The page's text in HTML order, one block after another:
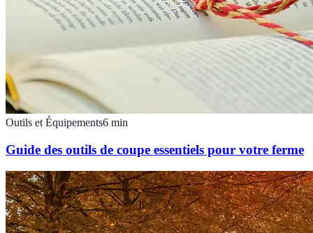
Outils et Équipements6 min
Guide des outils de coupe essentiels pour votre ferme